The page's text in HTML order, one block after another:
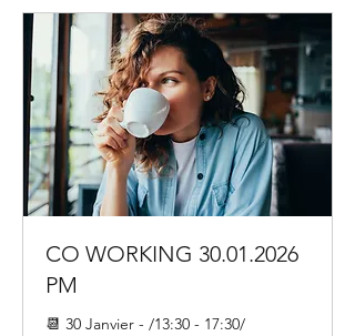
CO WORKING 30.01.2026
PM
📆 30 Janvier - /13:30 - 17:30/